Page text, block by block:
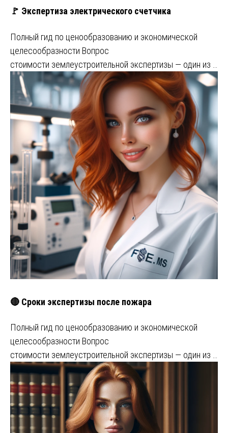
🚩 Экспертиза электрического счетчика
Полный гид по ценообразованию и экономической
целесообразности Вопрос
стоимости землеустроительной экспертизы — один из …
🔴 Сроки экспертизы после пожара
Полный гид по ценообразованию и экономической
целесообразности Вопрос
стоимости землеустроительной экспертизы — один из …